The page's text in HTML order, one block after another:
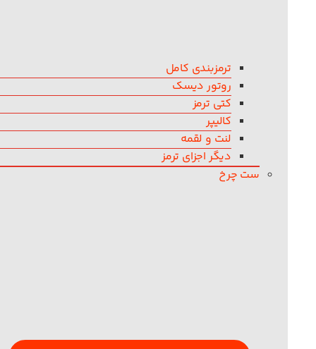
ترمزبندی کامل
روتور دیسک
کتی ترمز
کالیپر
لنت و لقمه
دیگر اجزای ترمز
ست چرخ